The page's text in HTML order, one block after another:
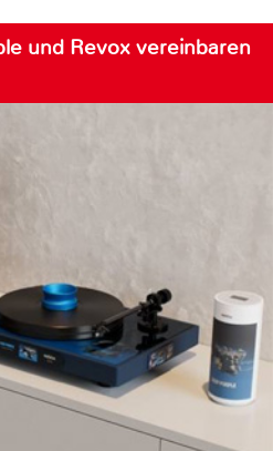
und Revox vereinbaren